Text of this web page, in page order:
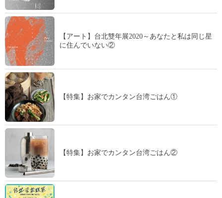
【アート】台北雙年展2020～あなたと私は同じ星
に住んでいない②
【特集】お家でカンタン台湾ごはん①
【特集】お家でカンタン台湾ごはん②